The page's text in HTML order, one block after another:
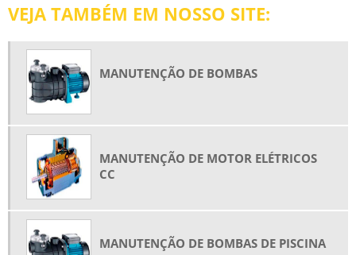
MANUTENÇÃO DE VENTILADORES INDUSTRIAIS
MANUTENÇÃO EM MOTORES ELÉTRICOS DE CORRENTE ALTERNADA
MANUTENÇÃO PREVENTIVA DE MOTORES ELÉTRICOS
MANUTENÇÃO PREVENTIVA MOTORES CC
MOTOR DE CORRENTE ALTERNADA
MOTOR DE INDUÇÃO TRIFÁSICO
MOTORES ELÉTRICOS DE INDUÇÃO
REBOBINAGEM DE MOTOR DE INDUÇÃO
VEJA TAMBÉM EM NOSSO SITE:
MANUTENÇÃO DE BOMBAS
MANUTENÇÃO DE MOTOR ELÉTRICOS
CC
MANUTENÇÃO DE BOMBAS DE PISCINA